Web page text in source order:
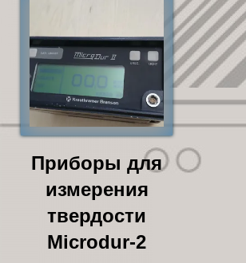
Приборы для
измерения
твердости
Microdur-2